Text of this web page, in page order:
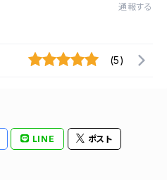
通報する
(5)
LINE ポスト